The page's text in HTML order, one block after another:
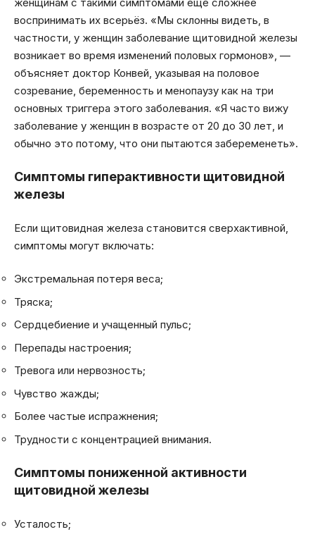
воспринимать их всерьёз. «Мы склонны видеть, в
частности, у женщин заболевание щитовидной железы
возникает во время изменений половых гормонов», —
объясняет доктор Конвей, указывая на половое
созревание, беременность и менопаузу как на три
основных триггера этого заболевания. «Я часто вижу
заболевание у женщин в возрасте от 20 до 30 лет, и
обычно это потому, что они пытаются забеременеть».
Симптомы гиперактивности щитовидной
железы
Если щитовидная железа становится сверхактивной,
симптомы могут включать:
Экстремальная потеря веса;
Тряска;
Сердцебиение и учащенный пульс;
Перепады настроения;
Тревога или нервозность;
Чувство жажды;
Более частые испражнения;
Трудности с концентрацией внимания.
Симптомы пониженной активности
щитовидной железы
Усталость;